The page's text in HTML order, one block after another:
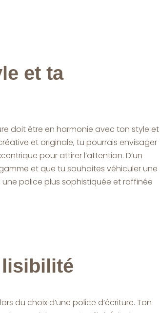
et ta
doit être en harmonie avec ton style et
et originale, tu pourrais envisager
pour attirer l’attention. D’un
et que tu souhaites véhiculer une
police plus sophistiquée et raffinée
du choix d’une police d’écriture. Ton